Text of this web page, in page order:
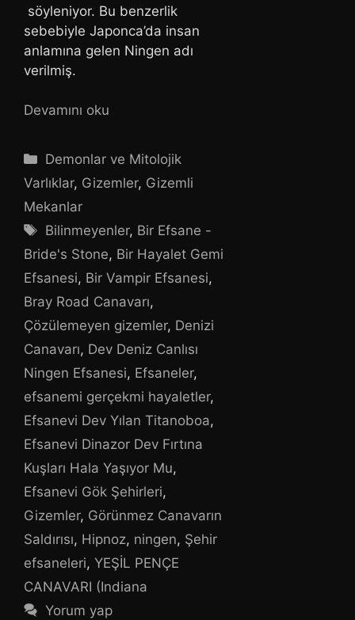
söyleniyor. Bu benzerlik
sebebiyle Japonca’da insan
anlamına gelen Ningen adı
verilmiş.
Devamını oku
Kategoriler
Demonlar ve Mitolojik
Varlıklar, Gizemler, Gizemli
Mekanlar
Etiketler
Bilinmeyenler, Bir Efsane -
Bride's Stone, Bir Hayalet Gemi
Efsanesi, Bir Vampir Efsanesi,
Bray Road Canavarı,
Çözülemeyen gizemler, Denizi
Canavarı, Dev Deniz Canlısı
Ningen Efsanesi, Efsaneler,
efsanemi gerçekmi hayaletler,
Efsanevi Dev Yılan Titanoboa,
Efsanevi Dinazor Dev Fırtına
Kuşları Hala Yaşıyor Mu,
Efsanevi Gök Şehirleri,
Gizemler, Görünmez Canavarın
Saldırısı, Hipnoz, ningen, Şehir
efsaneleri, YEŞİL PENÇE
CANAVARI (Indiana
Yorum yap